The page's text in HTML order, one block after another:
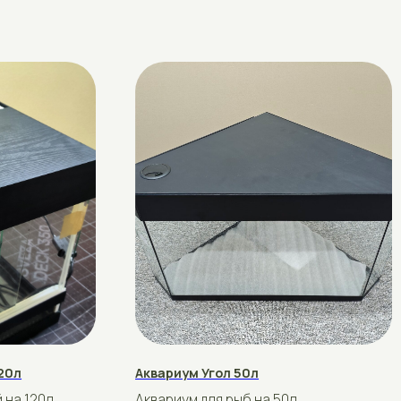
Аквариум Угол 50л
Аквариум для рыб на 50л.
Стандартный размер 45×45×40
100 рублей
Подробнее Купить
Башня 10см
Башня 10см
рублей
Подробнее